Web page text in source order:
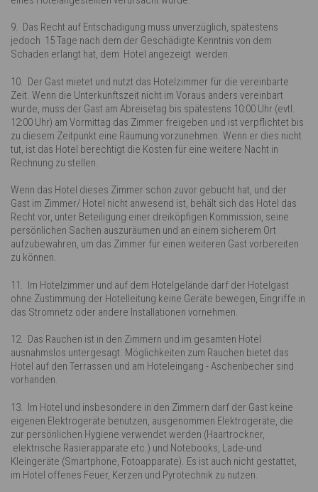
9. Das Recht auf Entschädigung muss unverzüglich, spätestens
jedoch 15 Tage nach dem der Geschädigte Kenntnis von dem
Schaden erlangt hat, dem Hotel angezeigt werden.
10. Der Gast mietet und nutzt das Hotelzimmer für die vereinbarte
Zeit. Wenn die Unterkunftszeit nicht im Voraus anders vereinbart
wurde, muss der Gast am Abreisetag bis spätestens 10:00 Uhr (evtl.
12:00 Uhr) am Vormittag das Zimmer freigeben und ist verpflichtet bis
zu diesem Zeitpunkt eine Räumung vorzunehmen. Wenn er dies nicht
tut, ist das Hotel berechtigt die Kosten für eine weitere Nacht in
Rechnung zu stellen.
Wenn das Hotel dieses Zimmer schon zuvor gebucht hat, und der
Gast im Zimmer/ Hotel nicht anwesend ist, behält sich das Hotel das
Recht vor, unter Beteiligung einer dreiköpfigen Kommission, seine
persönlichen Sachen auszuräumen und an einem sicherem Ort
aufzubewahren, um das Zimmer für einen weiteren Gast vorbereiten
zu können.
11. Im Hotelzimmer und auf dem Hotelgelände darf der Hotelgast
ohne Zustimmung der Hotelleitung keine Geräte bewegen, Eingriffe in
das Stromnetz oder andere Installationen vornehmen.
12. Das Rauchen ist in den Zimmern und im gesamten Hotel
ausnahmslos untergesagt. Möglichkeiten zum Rauchen bietet das
Hotel auf den Terrassen und am Hoteleingang - Aschenbecher sind
vorhanden.
13. Im Hotel und insbesondere in den Zimmern darf der Gast keine
eigenen Elektrogeräte benutzen, ausgenommen Elektrogeräte, die
zur persönlichen Hygiene verwendet werden (Haartrockner,
elektrische Rasierapparate etc.) und Notebooks, Lade-und
Kleingeräte (Smartphone, Fotoapparate). Es ist auch nicht gestattet,
im Hotel offenes Feuer, Kerzen und Pyrotechnik zu nutzen.